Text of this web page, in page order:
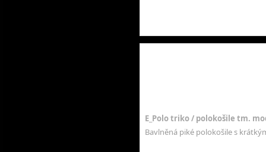
E_Polo triko / polokošile tm.
Bavlněná piké polokošile s